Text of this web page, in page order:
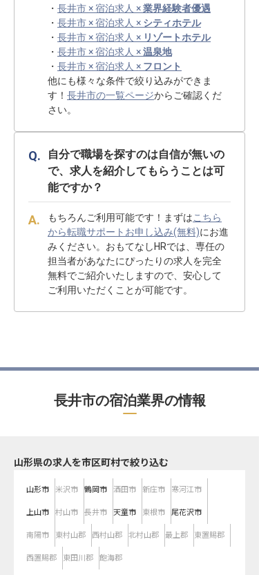
・ 長井市 × 宿泊求人 ×業界経験者優遇
・ 長井市 × 宿泊求人 × シティホテル
・ 長井市 × 宿泊求人 × リゾートホテル
・ 長井市 × 宿泊求人 ×温泉地
・ 長井市 × 宿泊求人 × フロント
他にも様々な条件で絞り込みができま
す！ 長井市の一覧ページからご確認くだ
さい。
自分で職場を探すのは自信が無いの
で、求人を紹介してもらうことは可
能ですか？
もちろんご利用可能です！まずはこちら
から転職サポートお申し込み(無料)にお進
みください。おもてなしHRでは、専任の
担当者があなたにぴったりの求人を完全
無料でご紹介いたしますので、安心して
ご利用いただくことが可能です。
長井市の宿泊業界の情報
山形県の求人を市区町村で絞り込む
山形市 米沢市 鶴岡市 酒田市 新庄市 寒河江市
上山市 村山市 長井市 天童市 東根市 尾花沢市
南陽市 東村山郡 西村山郡 北村山郡 最上郡 東置賜郡
西置賜郡 東田川郡 飽海郡